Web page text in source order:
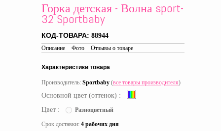
Горка детская - Волна sport-
32 Sportbaby
КОД-ТОВАРА: 88944
Описание Фото Отзывы о товаре
Характеристики товара
Производитель: Sportbaby (все товары производителя)
Основной цвет (оттенок) :
Цвет :
Разноцветный
Срок доставки: 4 рабочих дня